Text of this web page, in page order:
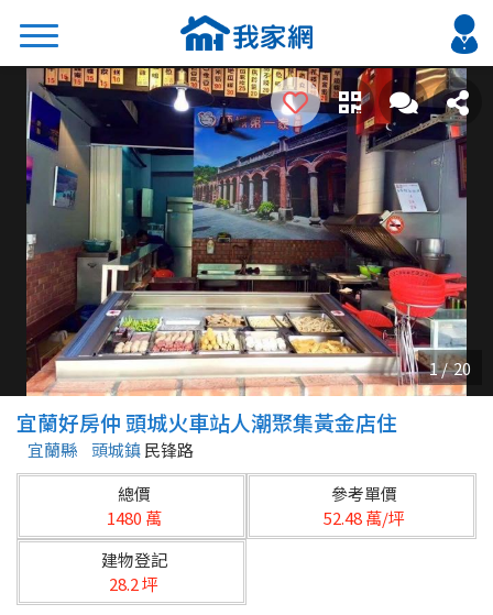
搜尋
熱門關鍵字
2026 台北降價好屋限量釋出
2026 新北降價好屋限量釋出
2026 台中降價好屋限量釋出
2026 台南降價好屋限量釋出
2026 高雄降價好屋限量釋出
縣市
不限
台北市
基隆市
新北市
區域
宜蘭好房仲 頭城火車站人潮聚集黃金店住
宜蘭縣 頭城鎮民锋路
總價
1480 萬
參考單價
52.48 萬/坪
建物登記
28.2 坪